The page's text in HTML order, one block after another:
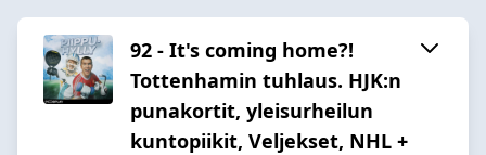
92 - It's coming home?!
Tottenhamin tuhlaus. HJK:n
punakortit, yleisurheilun
kuntopiikit, Veljekset, NHL +